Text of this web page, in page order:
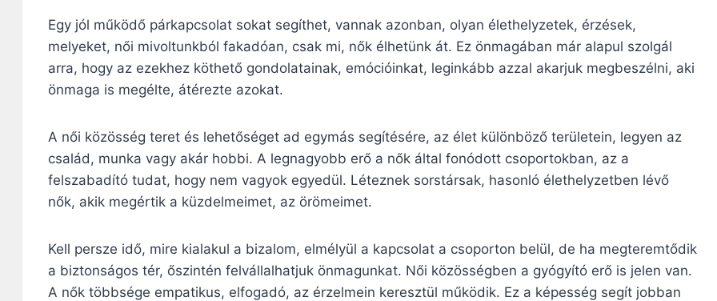
Egy jól működő párkapcsolat sokat segíthet, vannak azonban, olyan élethelyzetek, érzések,
melyeket, női mivoltunkból fakadóan, csak mi, nők élhetünk át. Ez önmagában már alapul szolgál
arra, hogy az ezekhez köthető gondolatainak, emócióinkat, leginkább azzal akarjuk megbeszélni, aki
önmaga is megélte, átérezte azokat.
A női közösség teret és lehetőséget ad egymás segítésére, az élet különböző területein, legyen az
család, munka vagy akár hobbi. A legnagyobb erő a nők által fonódott csoportokban, az a
felszabadító tudat, hogy nem vagyok egyedül. Léteznek sorstársak, hasonló élethelyzetben lévő
nők, akik megértik a küzdelmeimet, az örömeimet.
Kell persze idő, mire kialakul a bizalom, elmélyül a kapcsolat a csoporton belül, de ha megteremtődik
a biztonságos tér, őszintén felvállalhatjuk önmagunkat. Női közösségben a gyógyító erő is jelen van.
A nők többsége empatikus, elfogadó, az érzelmein keresztül működik. Ez a képesség segít jobban